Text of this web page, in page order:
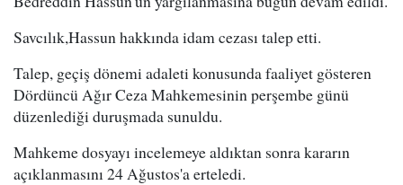
Savcılık,Hassun hakkında idam cezası talep etti.
Talep, geçiş dönemi adaleti konusunda faaliyet gösteren
Dördüncü Ağır Ceza Mahkemesinin perşembe günü
düzenlediği duruşmada sunuldu.
Mahkeme dosyayı incelemeye aldıktan sonra kararın
açıklanmasını 24 Ağustos'a erteledi.